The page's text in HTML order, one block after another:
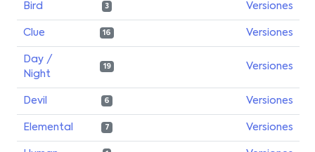
Bird 3 Versiones
Clue 16 Versiones
Day /
Night
19 Versiones
Devil 6 Versiones
Elemental 7 Versiones